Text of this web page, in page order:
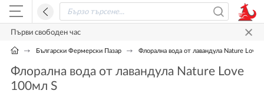
Първи свободен час
Български Фермерски Пазар Флорална вода от лавандула Nature Love
Флорална вода от лавандула Nature Love
100мл S